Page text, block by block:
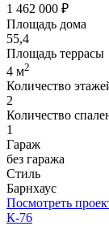
1 462 000 ₽
Площадь дома
55,4
Площадь террасы
4 м2
Количество
2
Количество
1
Гараж
без гаража
Стиль
Барнхаус
Посмотреть
К-76